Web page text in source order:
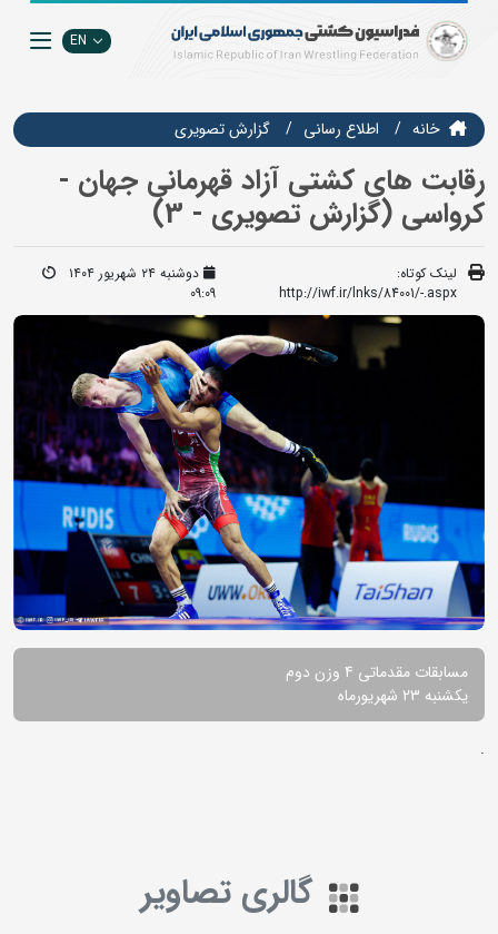
EN
خانه اطلاع رسانی گزارش تصويري
رقابت های کشتی آزاد قهرمانی جهان -
کرواسی (گزارش تصویری - 3)
لینک کوتاه:
http://iwf.ir/lnks/84001/-.aspx
دوشنبه ۲۴ شهریور ۱۴۰۴
09:09
مسابقات مقدماتی 4 وزن دوم
یکشنبه 23 شهریورماه
.
گالری تصاویر